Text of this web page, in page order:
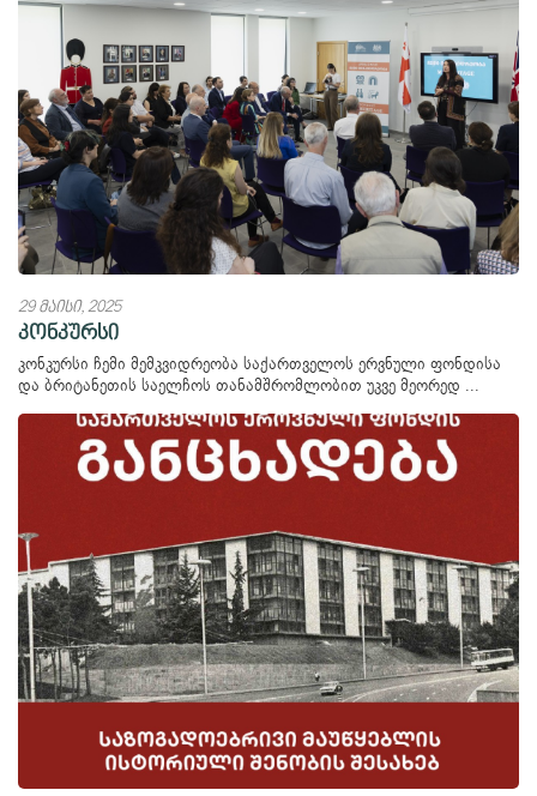
29 მაისი, 2025
კონკურსი
კონკურსი ჩემი მემკვიდრეობა საქართველოს ერვნული ფონდისა
და ბრიტანეთის საელჩოს თანამშრომლობით უკვე მეორედ ...